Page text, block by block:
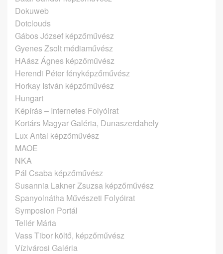
Dokuweb
Dotclouds
Gábos József képzőművész
Gyenes Zsolt médiaművész
HAász Ágnes képzőművész
Herendi Péter fényképzőművész
Horkay István képzőművész
Hungart
Képírás – Internetes Folyóirat
Kortárs Magyar Galéria, Dunaszerdahely
Lux Antal képzőművész
MAOE
NKA
Pál Csaba képzőművész
Susannia Lakner Zsuzsa képzőművész
Spanyolnátha Művészeti Folyóirat
Symposion Portál
Tellér Mária
Vass Tibor költő, képzőművész
Vízivárosi Galéria